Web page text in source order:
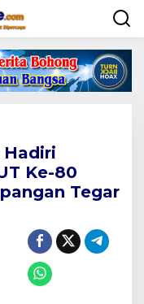
Hadiri
Ke-80
Tegar